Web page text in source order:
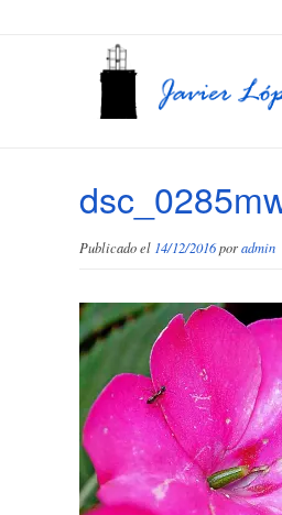
Publicado el 14/12/2016poradmin